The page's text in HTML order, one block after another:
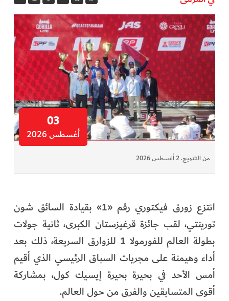
03
أغسطس 2026
من التتويج. 2 أغسطس 2026
انتزع زورق فيكتوري رقم «1» بقيادة السائق شون
تورينتي، لقب جائزة قرغيزستان الكبرى، ثانية جولات
بطولة العالم للفورمولا 1 للزوارق السريعة، ذلك بعد
أداء وهيمنة على مجريات السباق الرئيسي الذي أقيم
أمس الأحد في بحيرة بحيرة إيسيك كول، بمشاركة
أقوى المتسابقين والفرق من حول العالم.